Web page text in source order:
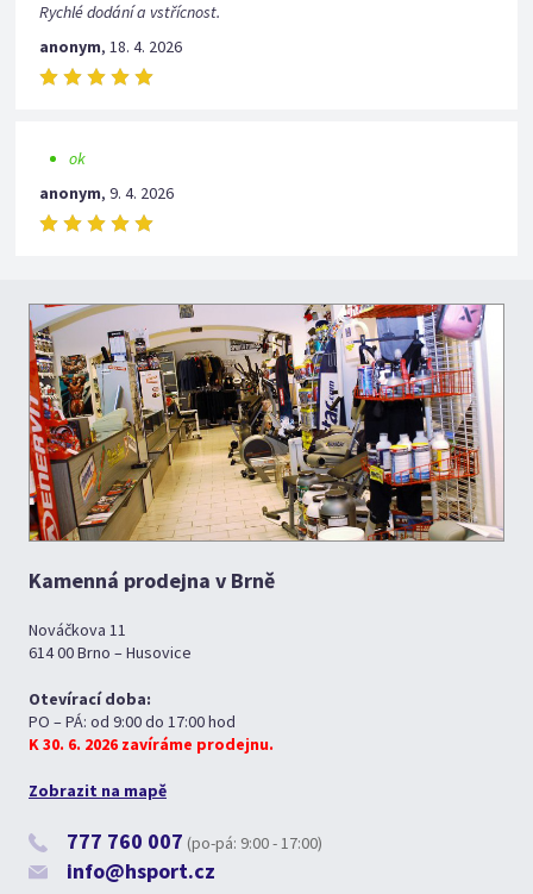
Rychlé dodání a vstřícnost.
anonym,18. 4. 2026
ok
anonym,9. 4. 2026
Kamenná prodejna v Brně
Nováčkova 11
614 00 Brno – Husovice
Otevírací doba:
PO – PÁ: od 9:00 do 17:00 hod
K 30. 6. 2026 zavíráme prodejnu.
Zobrazit na mapě
777 760 007 (po-pá: 9:00 - 17:00)
info@hsport.cz